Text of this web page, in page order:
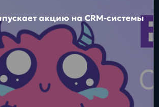
Контакты Продукты
акцию на CRM-системы